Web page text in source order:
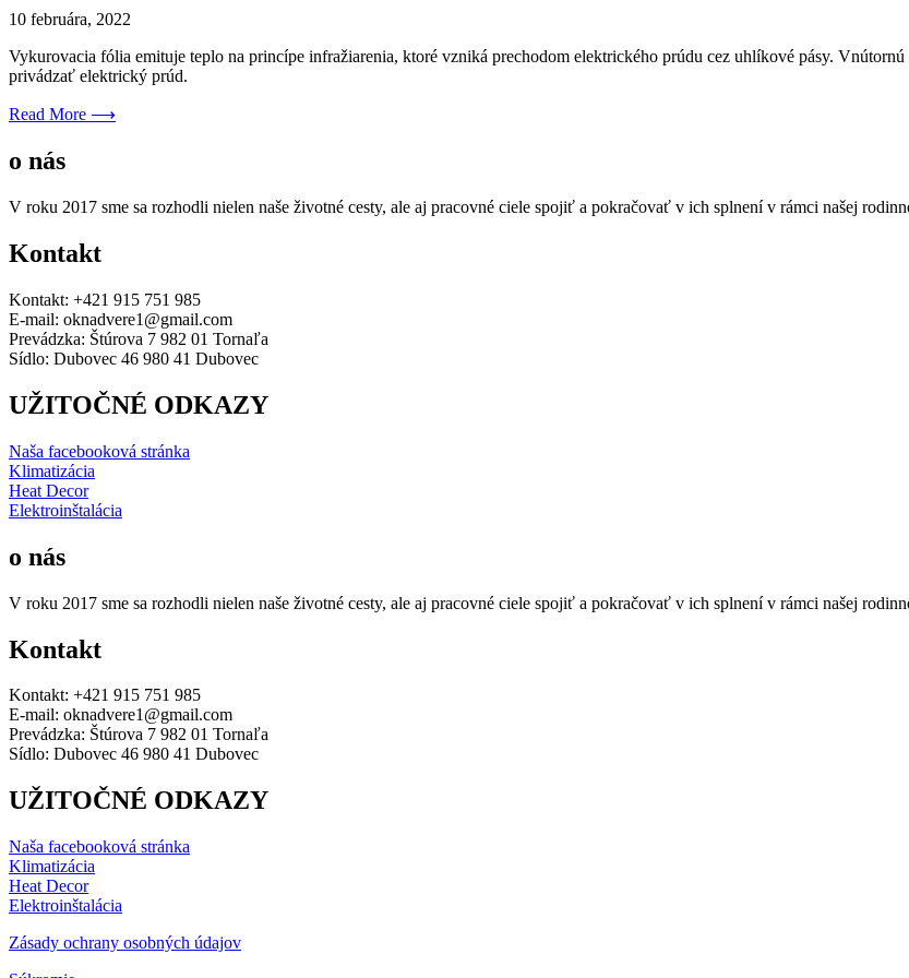
10 februára, 2022
Vykurovacia fólia emituje teplo na princípe infražiarenia, ktoré vzniká prechodom elektrického prúdu cez uhlíkové pásy.
privádzať elektrický prúd.
Read More ⟶
o nás
V roku 2017 sme sa rozhodli nielen naše životné cesty, ale aj pracovné ciele spojiť a pokračovať v ich splnení v rámci našej
Kontakt
Kontakt: +421 915 751 985
E-mail: oknadvere1@gmail.com
Prevádzka: Štúrova 7 982 01 Tornaľa
Sídlo: Dubovec 46 980 41 Dubovec
UŽITOČNÉ ODKAZY
Naša facebooková stránka
Klimatizácia
Heat Decor
Elektroinštalácia
o nás
V roku 2017 sme sa rozhodli nielen naše životné cesty, ale aj pracovné ciele spojiť a pokračovať v ich splnení v rámci našej
Kontakt
Kontakt: +421 915 751 985
E-mail: oknadvere1@gmail.com
Prevádzka: Štúrova 7 982 01 Tornaľa
Sídlo: Dubovec 46 980 41 Dubovec
UŽITOČNÉ ODKAZY
Naša facebooková stránka
Klimatizácia
Heat Decor
Elektroinštalácia
Zásady ochrany osobných údajov